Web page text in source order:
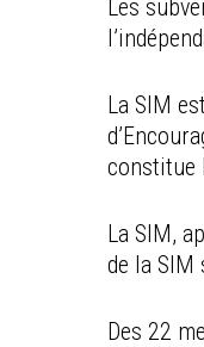
Les
La SIM
constitue
La SIM,
de la
Des 22